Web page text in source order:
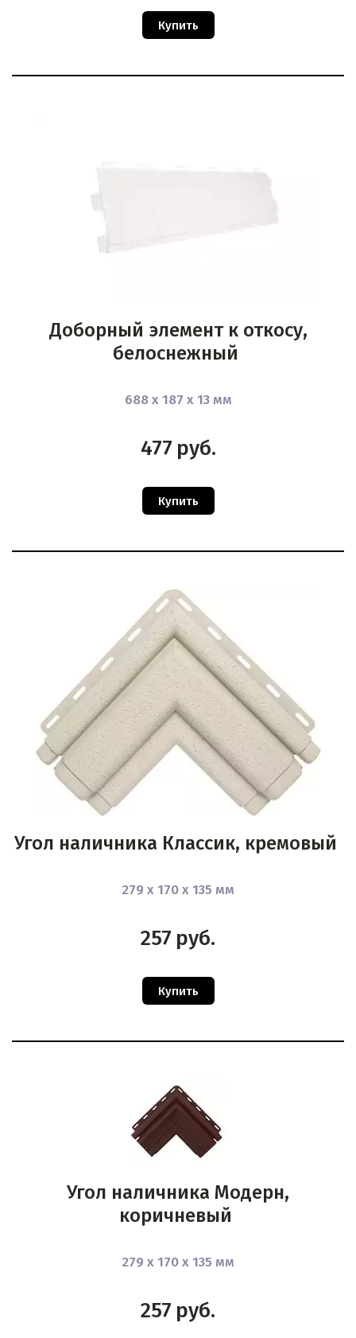
Купить
Доборный элемент к откосу,
белоснежный
688 х 187 х 13 мм
477 руб.
Купить
Угол наличника Классик, кремовый
279 х 170 х 135 мм
257 руб.
Купить
Угол наличника Модерн,
коричневый
279 х 170 х 135 мм
257 руб.